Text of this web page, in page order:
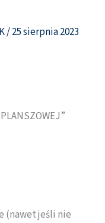
/25 sierpnia 2023
(nawet jeśli nie